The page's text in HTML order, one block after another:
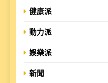
健康派
動力派
娛樂派
新聞